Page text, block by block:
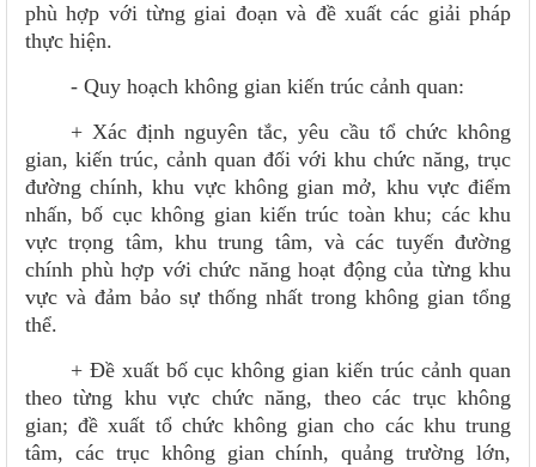
phù hợp với từng giai đoạn và đề xuất các giải pháp
thực hiện.
- Quy hoạch không gian kiến trúc cảnh quan:
+ Xác định nguyên tắc, yêu cầu tổ chức không
gian, kiến trúc, cảnh quan đối với khu chức năng, trục
đường chính, khu vực không gian mở, khu vực điểm
nhấn, bố cục không gian kiến trúc toàn khu; các khu
vực trọng tâm, khu trung tâm, và các tuyến đường
chính phù hợp với chức năng hoạt động của từng khu
vực và đảm bảo sự thống nhất trong không gian tổng
thể.
+ Đề xuất bố cục không gian kiến trúc cảnh quan
theo từng khu vực chức năng, theo các trục không
gian; đề xuất tổ chức không gian cho các khu trung
tâm, các trục không gian chính, quảng trường lớn,